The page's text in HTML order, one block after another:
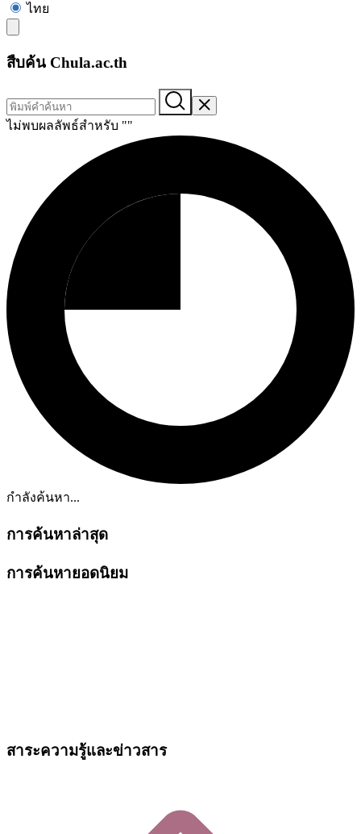
ไทย
สืบค้น Chula.ac.th
ไม่พบผลลัพธ์สำหรับ ""
กำลังค้นหา...
การค้นหาล่าสุด
การค้นหายอดนิยม
สาระความรู้และข่าวสาร